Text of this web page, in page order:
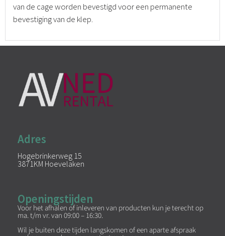
van de cage worden bevestigd voor een permanente
bevestiging van de klep.
Adres
Hogebrinkerweg 15
3871KM Hoevelaken
Openingstijden
Voor het afhalen of inleveren van producten kun je terecht op
ma. t/m vr. van 09:00 – 16:30.
Wil je buiten deze tijden langskomen of een aparte afspraak